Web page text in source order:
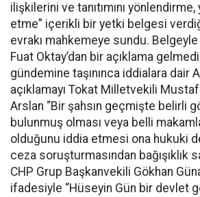
ilişkilerini ve tanıtımını
etme” içerikli bir yetki belgesi
evrakı mahkemeye sundu.
Fuat Oktay’dan bir açıklama
gündemine taşınınca iddialara dair
açıklamayı Tokat Milletvekili
Arslan “Bir şahsın geçmişte belirli
bulunmuş olması veya belli
olduğunu iddia etmesi ona hukuki
ceza soruşturmasından bağışıklık
CHP Grup Başkanvekili Gökhan
ifadesiyle “Hüseyin Gün bir devlet